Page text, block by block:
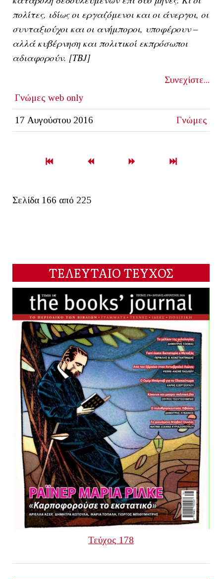
πολίτες, ιδίως οι εργαζόμενοι και οι άνεργοι, οι
συνταξιούχοι και οι ανήμποροι, υποφέρουν –
αλλά κυβέρνηση και πολιτικοί εκπρόσωποι
αδιαφορούν. [ΤΒJ]
Συνεχίστε...
Γνώμες web only
17 Αυγούστου 2016 Γνώμες
Σελίδα 166 από 225
ΤΕΛΕΥΤΑΙΟ ΤΕΥΧΟΣ
Τεύχος 178